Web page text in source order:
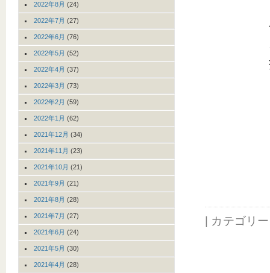
| カテゴリ
2022年8月 (24)
2022年7月 (27)
2022年6月 (76)
2022年5月 (52)
2022年4月 (37)
2022年3月 (73)
2022年2月 (59)
2022年1月 (62)
2021年12月 (34)
2021年11月 (23)
2021年10月 (21)
2021年9月 (21)
2021年8月 (28)
2021年7月 (27)
2021年6月 (24)
2021年5月 (30)
2021年4月 (28)